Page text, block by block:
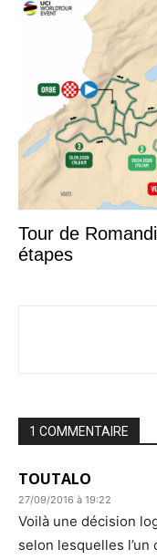
Tour de
étapes
1 COMMENTAIRE
TOUTALO
27/09/2016 à 19:22
Voilà une décision
selon lesquelles